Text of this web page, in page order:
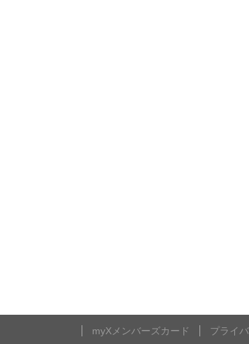
myXメンバーズカード プライ